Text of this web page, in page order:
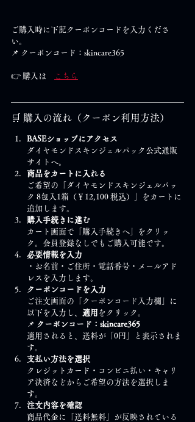
ご購入時に下記クーポンコードを入力くださ
い。
📌 クーポンコード：skincare365
👉 購入は こちら
🛒 購入の流れ（クーポン利用方法）
BASEショップにアクセス
ダイヤモンドスキンジェルパック公式通販
サイトへ。
商品をカートに入れる
ご希望の「ダイヤモンドスキンジェルパッ
ク 8包入1箱（￥12,100 税込）」をカートに
追加します。
購入手続きに進む
カート画面で「購入手続きへ」をクリッ
ク。会員登録なしでもご購入可能です。
必要情報を入力
・お名前・ご住所・電話番号・メールアド
レスを入力します。
クーポンコードを入力
ご注文画面の「クーポンコード入力欄」に
以下を入力し、 適用 をクリック。
📌 クーポンコード：skincare365
適用されると、送料が「0円」と表示されま
す。
支払い方法を選択
クレジットカード・コンビニ払い・キャリ
ア決済などからご希望の方法を選択しま
す。
注文内容を確認
商品代金に「送料無料」が反映されている